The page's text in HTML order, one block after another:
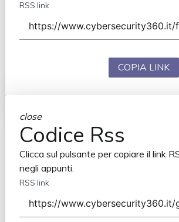
RSS link
COPIA LINK
close
Codice Rss
Clicca sul pulsante per copiare il link
negli appunti.
RSS link